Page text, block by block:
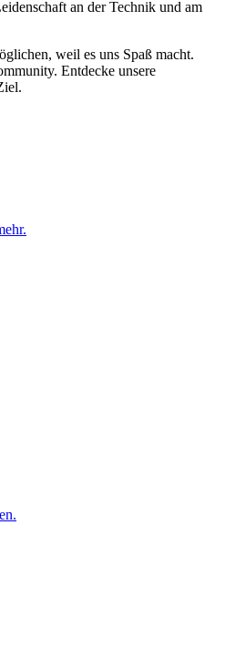
an der Technik und am
weil es uns Spaß macht.
Entdecke unsere